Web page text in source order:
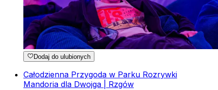
Dodaj do ulubionych
Całodzienna Przygoda w Parku Rozrywki
Mandoria dla Dwojga | Rzgów